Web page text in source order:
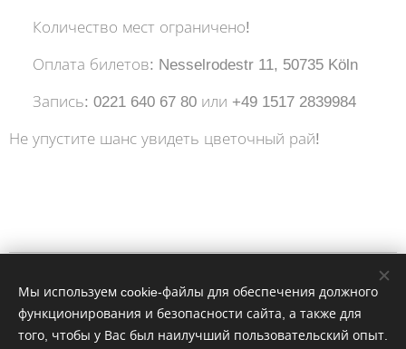
📢 Количество мест ограничено!
📍 Оплата билетов: Nesselrodestr 11, 50735 Köln
📞 Запись: 0221 640 67 80 или +49 1517 2839984
Не упустите шанс увидеть цветочный рай! 🌸✨
WhatsApp: 4915758274406
Мы используем cookie-файлы для обеспечения должного
функционирования и безопасности сайта, а также для
того, чтобы у Вас был наилучший пользовательский опыт.